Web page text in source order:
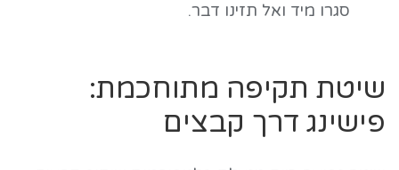
סגרו מיד ואל תזינו דבר.
שיטת תקיפה מתוחכמת:
פישינג דרך קבצים